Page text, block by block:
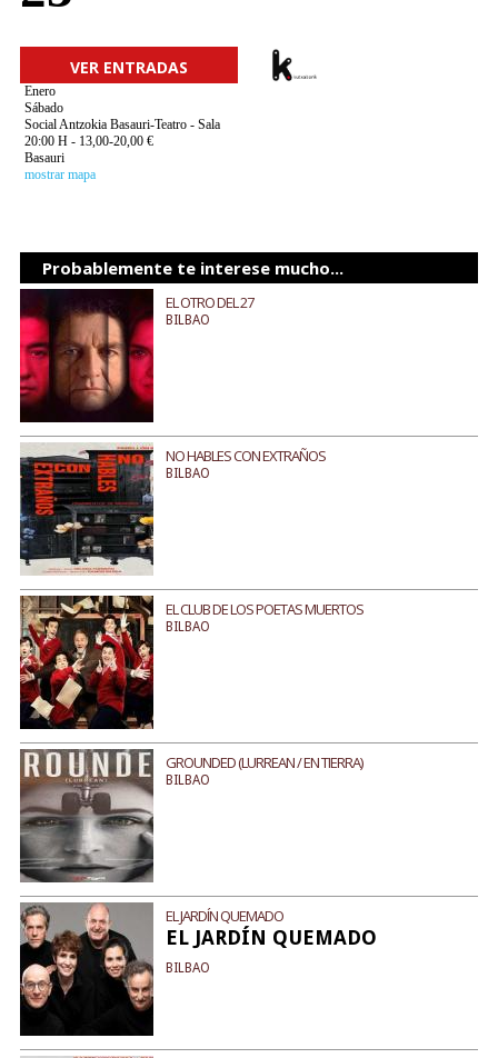
VER ENTRADAS
Enero
Sábado
Social Antzokia Basauri-Teatro - Sala
20:00 H - 13,00-20,00 €
Basauri
mostrar mapa
Probablemente te interese mucho...
EL OTRO DEL 27
BILBAO
NO HABLES CON EXTRAÑOS
BILBAO
EL CLUB DE LOS POETAS MUERTOS
BILBAO
GROUNDED (LURREAN / EN TIERRA)
BILBAO
EL JARDÍN QUEMADO
EL JARDÍN QUEMADO
BILBAO